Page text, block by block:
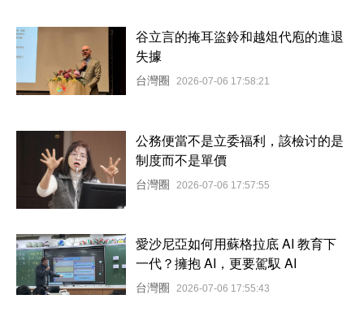
谷立言的掩耳盜鈴和越俎代庖的進退
失據
台灣圈 2026-07-06 17:58:21
公務便當不是立委福利，該檢讨的是
制度而不是單價
台灣圈 2026-07-06 17:57:55
愛沙尼亞如何用蘇格拉底 AI 教育下
一代？擁抱 AI，更要駕馭 AI
台灣圈 2026-07-06 17:55:43